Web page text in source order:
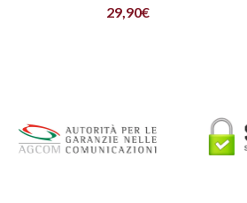
Manico
29,90€